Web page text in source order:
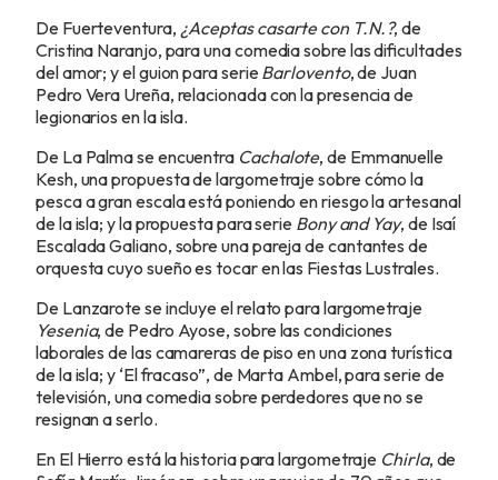
De Fuerteventura, ¿Aceptas casarte con T.N.?, de
Cristina Naranjo, para una comedia sobre las dificultades
del amor; y el guion para serie Barlovento, de Juan
Pedro Vera Ureña, relacionada con la presencia de
legionarios en la isla.
De La Palma se encuentra Cachalote, de Emmanuelle
Kesh, una propuesta de largometraje sobre cómo la
pesca a gran escala está poniendo en riesgo la artesanal
de la isla; y la propuesta para serie Bony and Yay, de Isaí
Escalada Galiano, sobre una pareja de cantantes de
orquesta cuyo sueño es tocar en las Fiestas Lustrales.
De Lanzarote se incluye el relato para largometraje
Yesenia, de Pedro Ayose, sobre las condiciones
laborales de las camareras de piso en una zona turística
de la isla; y ‘El fracaso”, de Marta Ambel, para serie de
televisión, una comedia sobre perdedores que no se
resignan a serlo.
En El Hierro está la historia para largometraje Chirla, de